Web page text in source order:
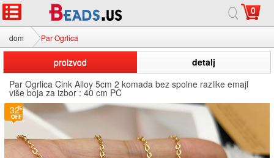
0
dom Par Ogrlica
proizvod
detalj
Par Ogrlica Cink Alloy 5cm 2 komada bez spolne razlike emajl
više boja za izbor : 40 cm PC
32